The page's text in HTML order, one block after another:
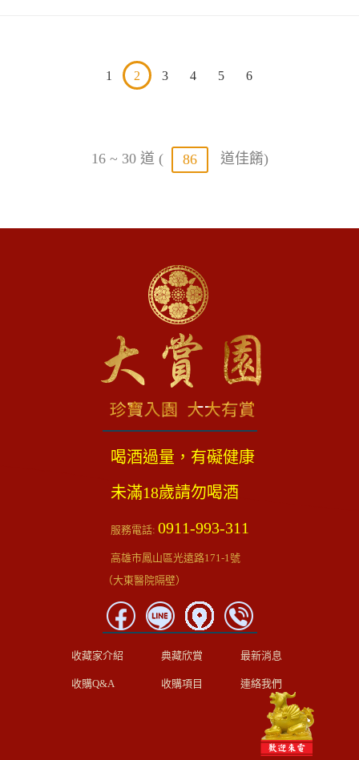
1 2 3 4 5 6
16 ~ 30 道 ( 86 道佳餚)
喝酒過量，有礙健康
未滿18歲請勿喝酒
服務電話: 0911-993-311
高雄市鳳山區光遠路171-1號
（大東醫院隔壁）
收藏家介紹
收購Q&A
典藏欣賞
收購項目
最新消息
連絡我們